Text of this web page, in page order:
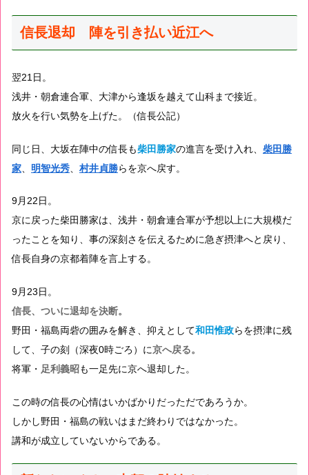
信長退却 陣を引き払い近江へ
翌21日。
浅井・朝倉連合軍、大津から逢坂を越えて山科まで接近。
放火を行い気勢を上げた。（信長公記）
同じ日、大坂在陣中の信長も柴田勝家の進言を受け入れ、 柴田勝
家
明智光秀 村井貞勝らを京へ戻す。
9月22日。
京に戻った柴田勝家は、浅井・朝倉連合軍が予想以上に大規模だ
ったことを知り、事の深刻さを伝えるために急ぎ摂津へと戻り、
信長自身の京都着陣を言上する。
9月23日。
信長、ついに退却を決断。
野田・福島両砦の囲みを解き、抑えとして和田惟政らを摂津に残
して、子の刻（深夜0時ごろ）に京へ戻る。
将軍・ 足利義昭も一足先に京へ退却した。
この時の信長の心情はいかばかりだっただであろうか。
しかし野田・福島の戦いはまだ終わりではなかった。
講和が成立していないからである。